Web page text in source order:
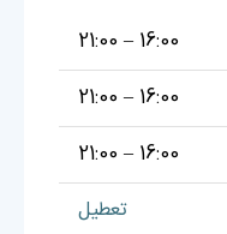
16:00 – 21:00
16:00 – 21:00
16:00 – 21:00
تعطیل